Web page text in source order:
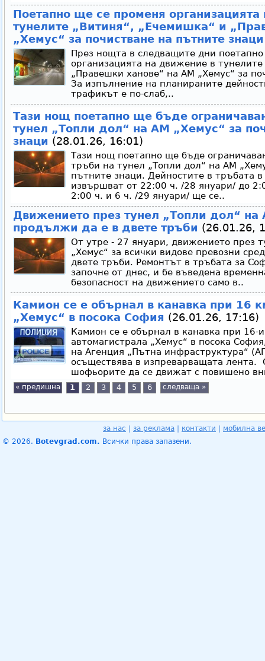
Поетапно ще се променя
тунелите „Витиня“, „Ечемишка“ и
„Хемус“ за почистване на пътните знаци
През нощта в следващите дни
организацията на движение в
„Правешки ханове“ на АМ „Хемус“ за
За изпълнение на планираните
трафикът е по-слаб,..
Тази нощ поетапно ще бъде
тунел „Топли дол“ на АМ „Хемус“ за
знаци (28.01.26, 16:01)
Тази нощ поетапно ще бъде
тръби на тунел „Топли дол“ на АМ
пътните знаци. Дейностите в тръбата
извършват от 22:00 ч. /28 януари/ до
2:00 ч. и 6 ч. /29 януари/ ще се..
Движението през тунел „Топли дол“
продължи да е в двете тръби (26.01.26,
От утре - 27 януари, движението през
„Хемус“ за всички видове превозни
двете тръби. Ремонтът в тръбата за
започне от днес, и бе въведена
безопасност на движението само в..
Камион се е обърнал в канавка при 16
„Хемус“ в посока София (26.01.26, 17:16)
Камион се е обърнал в канавка при 16-
автомагистрала „Хемус“ в посока
на Агенция „Пътна инфраструктура“
осъществява в изпреварващата лента.
шофьорите да се движат с повишено
« предишна 1 2 3 4 5 6 следваща »
за нас за реклама контакти
мобилна
© 2026. Botevgrad.com. Всички права запазени.